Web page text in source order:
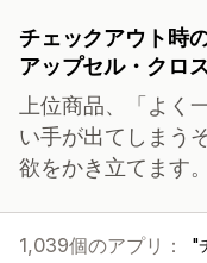
チェックアウト時
アップセル・クロ
上位商品、「よく
い手が出てしまう
欲をかき立てます。
1,039個のアプリ：